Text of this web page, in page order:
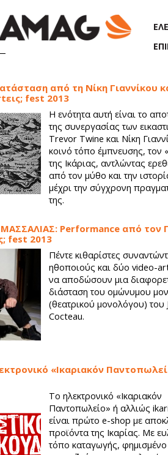
από τη Νίκη Γιαννίκου
fest 2013
Η ενότητα αυτή είναι το
της συνεργασίας των
Trevor Twine και Νίκη
κοινό τόπο έμπνευσης, τον
της Ικάριας, αντλώντας
από τον μύθο και την
μέχρι την σύγχρονη
της.
Performance από τον
fest 2013
Πέντε κιθαρίστες
ηθοποιούς και δύο video-
να αποδώσουν μια
διάσταση του ομώνυμου
(θεατρικού μονολόγου) του
Cocteau.
«Ικαριακόν
Το ηλεκτρονικό «Ικαριακόν
Παντοπωλείο» ή αλλιώς
είναι πρώτο e-shop με
προϊόντα της Ικαρίας. Με
τόπο καταγωγής, φημισμένο